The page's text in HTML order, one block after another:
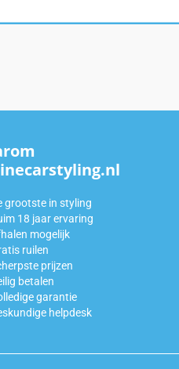
grootste in styling
18 jaar ervaring
mogelijk
ruilen
prijzen
betalen
garantie
helpdesk